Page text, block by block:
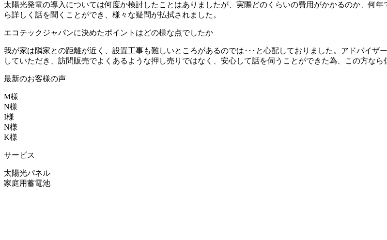
太陽光発電の導入については何度か検討したことはありましたが、実際どのくらいの費用がかかるのか、何
ら詳しく話を聞くことができ、様々な疑問が払拭されました。
エコテックジャパンに決めたポイントはどの様な点でしたか
我が家は隣家との距離が近く、設置工事も難しいところがあるのでは･･･と心配しておりました。アドバイ
していただき、訪問販売でよくあるような押し売りではなく、安心して話を伺うことができた為、この方なら
最新のお客様の声
M様
N様
I様
N様
K様
サービス
太陽光パネル
家庭用蓄電池